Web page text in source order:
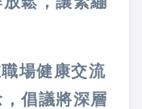
場健康交流
倡議將深層